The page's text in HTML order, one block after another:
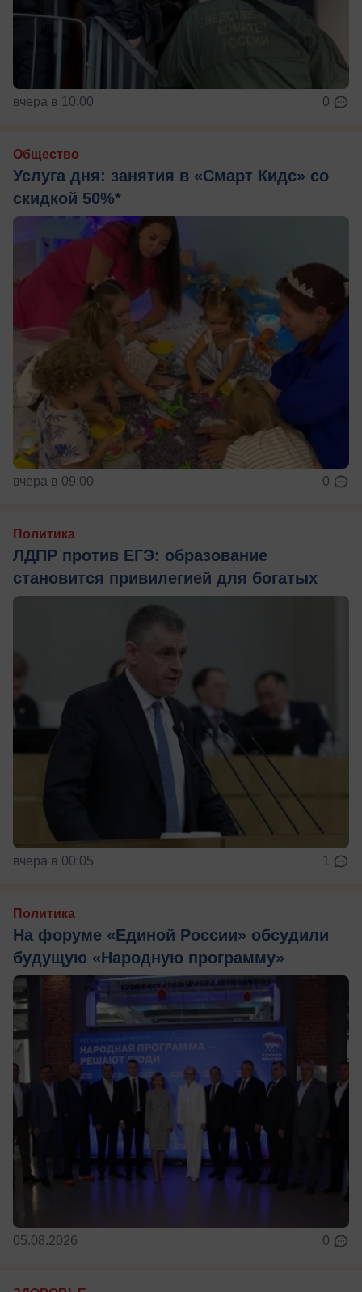
вчера в 10:00 0
Общество
Услуга дня: занятия в «Смарт Кидс» со
скидкой 50%*
вчера в 09:00 0
Политика
ЛДПР против ЕГЭ: образование
становится привилегией для богатых
вчера в 00:05 1
Политика
На форуме «Единой России» обсудили
будущую «Народную программу»
05.08.2026 0